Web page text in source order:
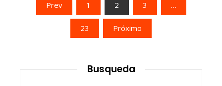
Prev 1 2 3 …
23 Próximo
Busqueda